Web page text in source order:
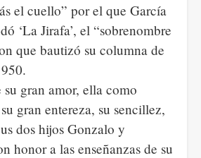
el cuello” por el que García
‘La Jirafa’, el “sobrenombre
que bautizó su columna de
gran amor, ella como
gran entereza, su sencillez,
dos hijos Gonzalo y
honor a las enseñanzas de su